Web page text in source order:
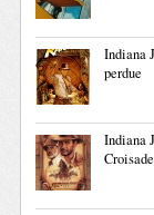
Indiana
perdue
Indiana
Croisade